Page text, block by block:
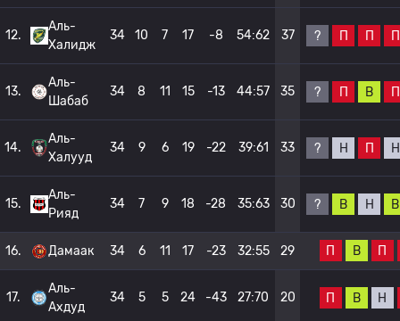
12.
Аль-
Халидж
34 10 7 17 -8 54:62 37 ? П П П
13.
Аль-
Шабаб
34 8 11 15 -13 44:57 35 ? П В П
14.
Аль-
Халууд
34 9 6 19 -22 39:61 33 ? Н П Н
15.
Аль-
Рияд
34 7 9 18 -28 35:63 30 ? В Н В
16. Дамаак 34 6 11 17 -23 32:55 29 П В П
17.
Аль-
Ахдуд
34 5 5 24 -43 27:70 20 П В Н